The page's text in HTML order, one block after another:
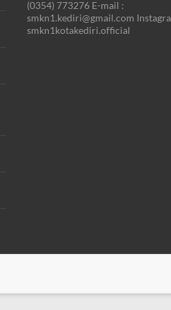
(0354) 773276 E-mail :
smkn1.kediri@gmail.com
smkn1kotakediri.official